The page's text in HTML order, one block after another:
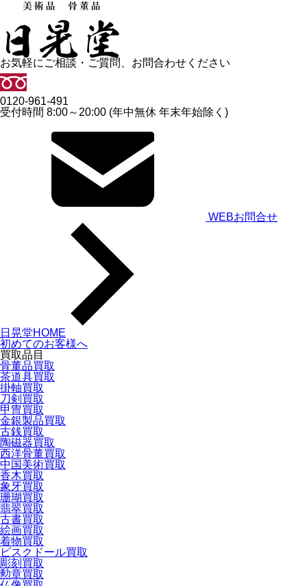
お気軽にご相談・ご質問、お問合わせください
0120-961-491
受付時間 8:00～20:00 (年中無休 年末年始除く)
WEBお問合せ
日晃堂HOME
初めてのお客様へ
買取品目
骨董品買取
茶道具買取
掛軸買取
刀剣買取
甲冑買取
金銀製品買取
古銭買取
陶磁器買取
西洋骨董買取
中国美術買取
香木買取
象牙買取
珊瑚買取
翡翠買取
古書買取
絵画買取
着物買取
ビスクドール買取
彫刻買取
勲章買取